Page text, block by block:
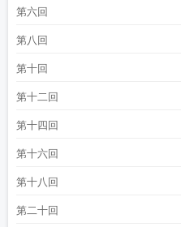
第六回
第八回
第十回
第十二回
第十四回
第十六回
第十八回
第二十回